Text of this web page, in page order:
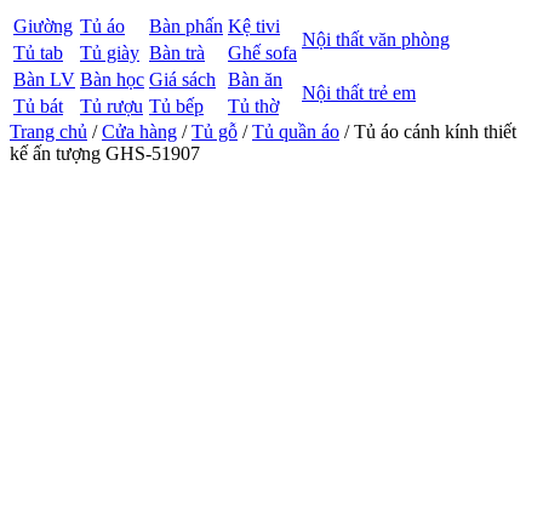
Giường Tủ áo Bàn phấn Kệ tivi
Nội thất văn phòng
Tủ tab Tủ giày Bàn trà
Ghế sofa
Bàn LV Bàn học Giá sách Bàn ăn
Nội thất trẻ em
Tủ bát Tủ rượu Tủ bếp
Tủ thờ
Trang chủ /Cửa hàng /Tủ gỗ /Tủ quần áo / Tủ áo cánh kính thiết
kế ấn tượng GHS-51907